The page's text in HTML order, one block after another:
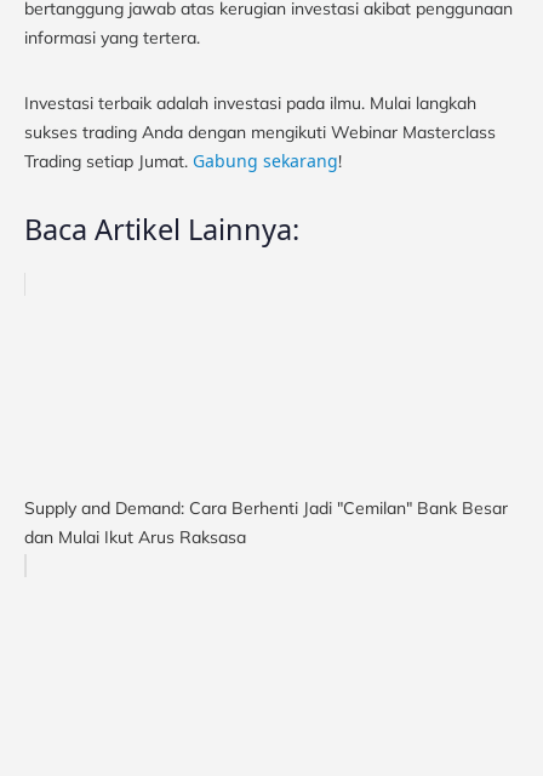
bertanggung jawab atas kerugian investasi akibat penggunaan
informasi yang tertera.
Investasi terbaik adalah investasi pada ilmu. Mulai langkah
sukses trading Anda dengan mengikuti Webinar Masterclass
Trading setiap Jumat. Gabung sekarang!
Baca Artikel Lainnya:
Supply and Demand: Cara Berhenti Jadi "Cemilan" Bank Besar
dan Mulai Ikut Arus Raksasa